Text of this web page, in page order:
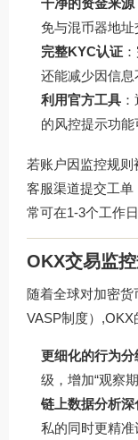
免与混币器地址
完整KYC认证
还能减少因信息
利用官方工具
的风控提示功能
若账户因监控规
客服渠道提交工单
常可在1-3个工作日
OKX交易监
随着全球对加密
VASP制度）,OKX
更细化的行为分
级，增加“观察期
链上数据分析深
私的同时更精准